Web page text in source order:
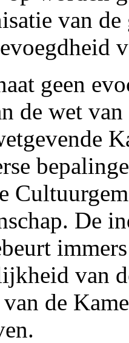
van
geen
de wet
De
van
de